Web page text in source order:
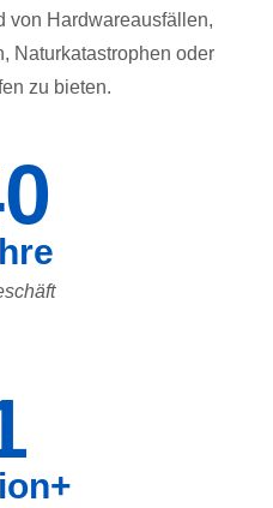
von Hardwareausfällen,
Naturkatastrophen oder
zu bieten.